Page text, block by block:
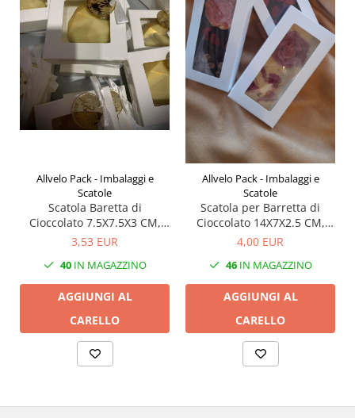
Allvelo Pack - Imbalaggi e
Scatole
Scatola Baretta di
Cioccolato 7.5X7.5X3 CM,
TB1- Bianco, Set 5 Pezzi
3,53 EUR
40IN MAGAZZINO
AGGIUNGI AL
CARELLO
Allvelo Pack - Imbalaggi e
Scatole
Scatola per Barretta di
Cioccolato 14X7X2.5 CM,
TB2- Bianco, Set 5 Pezzi
4,00 EUR
46IN MAGAZZINO
AGGIUNGI AL
CARELLO